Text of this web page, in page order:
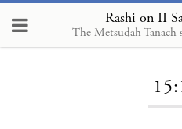
Rashi on II
The Metsudah Tanach